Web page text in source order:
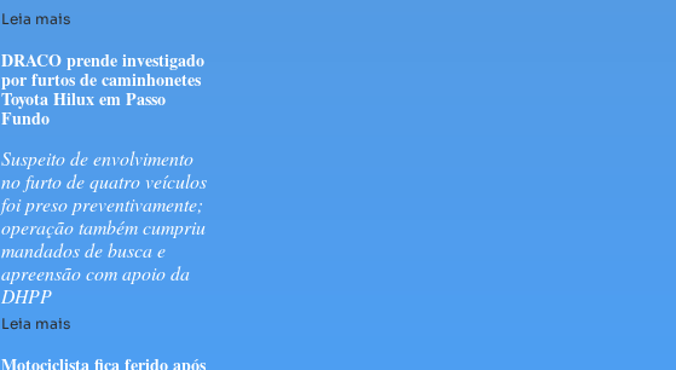
Leia mais
DRACO prende investigado
por furtos de caminhonetes
Toyota Hilux em Passo
Fundo
Suspeito de envolvimento
no furto de quatro veículos
foi preso preventivamente;
operação também cumpriu
mandados de busca e
apreensão com apoio da
DHPP
Leia mais
Motociclista fica ferido após